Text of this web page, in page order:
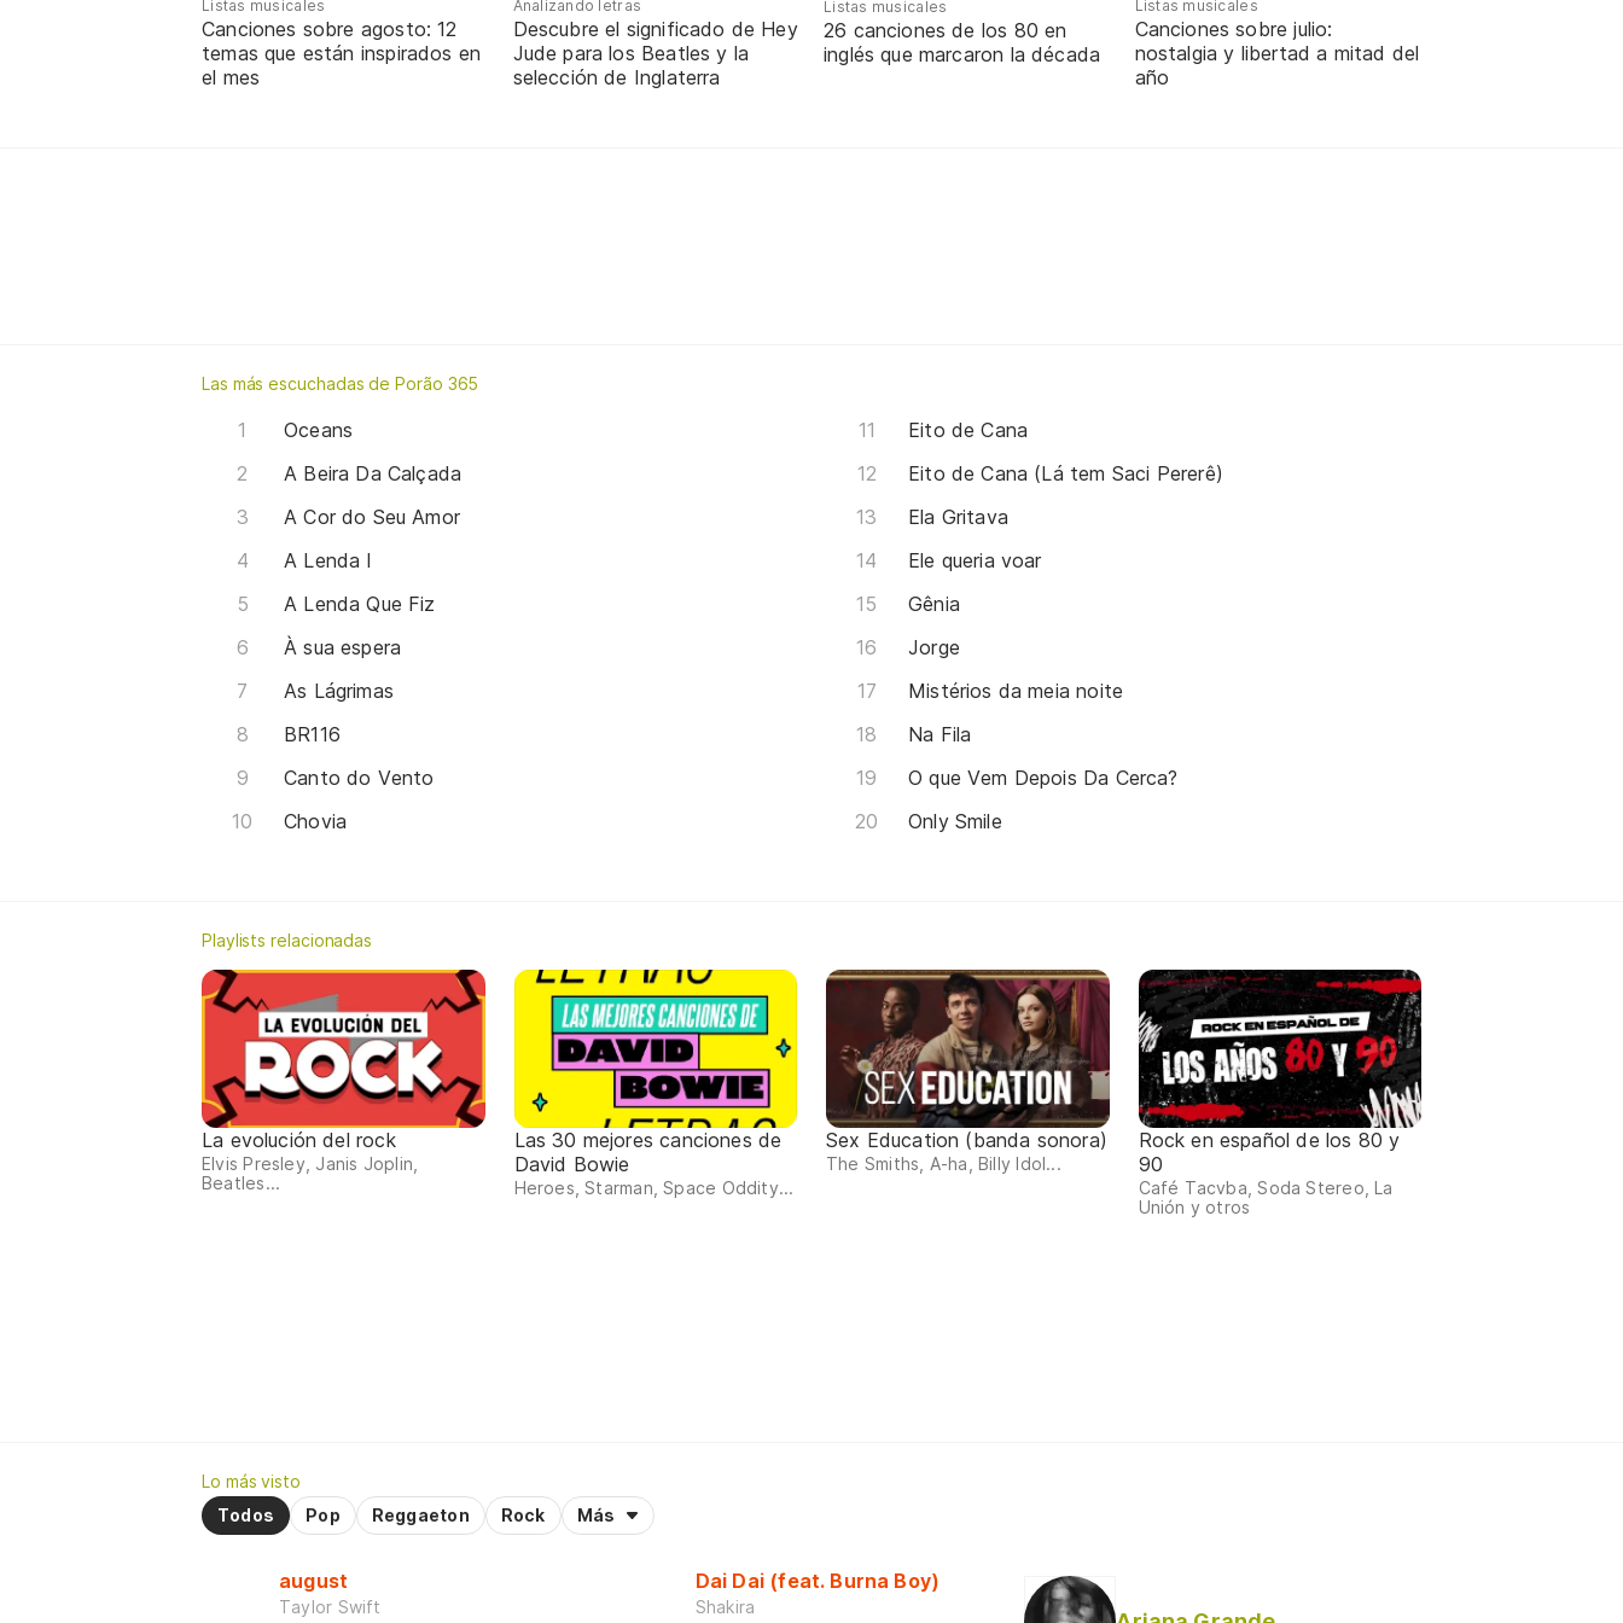
Listas musicales
Canciones sobre agosto: 12
temas que están inspirados en
el mes
Analizando letras
Descubre el significado de Hey
Jude para los Beatles y la
selección de Inglaterra
Listas musicales
26 canciones de los 80 en
inglés que marcaron la década
Listas musicales
Canciones sobre julio:
nostalgia y libertad a mitad del
año
Las más escuchadas de Porão 365
Oceans
A Beira Da Calçada
A Cor do Seu Amor
A Lenda I
A Lenda Que Fiz
À sua espera
As Lágrimas
BR116
Canto do Vento
Chovia
Eito de Cana
Eito de Cana (Lá tem Saci Pererê)
Ela Gritava
Ele queria voar
Gênia
Jorge
Mistérios da meia noite
Na Fila
O que Vem Depois Da Cerca?
Only Smile
Playlists relacionadas
La evolución del rock
Elvis Presley, Janis Joplin,
Beatles...
Las 30 mejores canciones de
David Bowie
Heroes, Starman, Space Oddity...
Sex Education (banda sonora)
The Smiths, A-ha, Billy Idol...
Rock en español de los 80 y
90
Café Tacvba, Soda Stereo, La
Unión y otros
Lo más visto
Todos
Pop Reggaeton Rock Más
august
Taylor Swift
Dai Dai (feat. Burna Boy)
Shakira